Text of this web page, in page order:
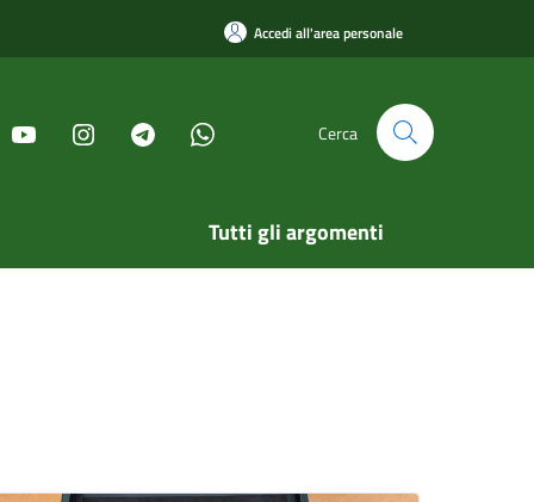
Accedi all'area personale
Cerca
Tutti gli argomenti